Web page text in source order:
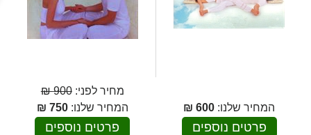
המחיר שלנו: 600
₪
פרטים נוספים
מחיר לפני:900 ₪
המחיר שלנו:750
₪
פרטים נוספים